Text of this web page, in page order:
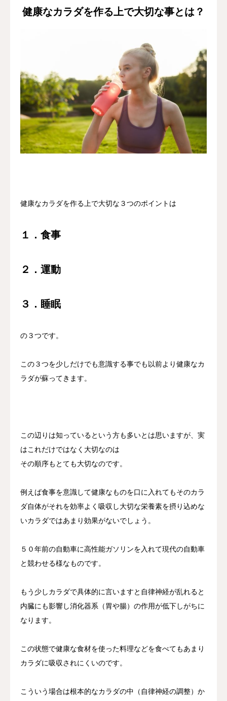
健康なカラダを作る上で大切な事とは？
健康なカラダを作る上で大切な３つのポイントは
１．食事
２．運動
３．睡眠
の３つです。
この３つを少しだけでも意識する事でも以前より健康なカ
ラダが蘇ってきます。
この辺りは知っているという方も多いとは思いますが、実
はこれだけではなく大切なのは
その順序もとても大切なのです。
例えば食事を意識して健康なものを口に入れてもそのカラ
ダ自体がそれを効率よく吸収し大切な栄養素を摂り込めな
いカラダではあまり効果がないでしょう。
５０年前の自動車に高性能ガソリンを入れて現代の自動車
と競わせる様なものです。
もう少しカラダで具体的に言いますと自律神経が乱れると
内臓にも影響し消化器系（胃や腸）の作用が低下しがちに
なります。
この状態で健康な食材を使った料理などを食べてもあまり
カラダに吸収されにくいのです。
こういう場合は根本的なカラダの中（自律神経の調整）か